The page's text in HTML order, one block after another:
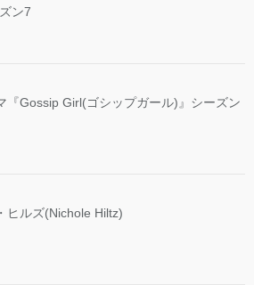
ン7
『Gossip Girl(ゴシップガール)』シーズン
ヒルズ(Nichole Hiltz)